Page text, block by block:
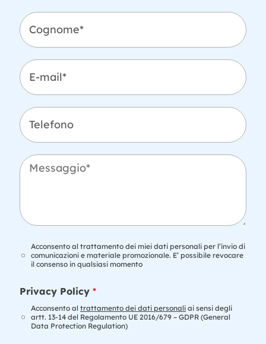
*
C
o
g
o
m
e
E
-
m
l
*
T
e
l
o
M
e
a
g
o
r
t
m
Acconsento al trattamento dei miei dati personali per l’invio di
comunicazioni e materiale promozionale. E’ possibile revocare
il consenso in qualsiasi momento
Privacy Policy *
Acconsento al trattamento dei dati personali ai sensi degli
artt. 13-14 del Regolamento UE 2016/679 – GDPR (General
Data Protection Regulation)